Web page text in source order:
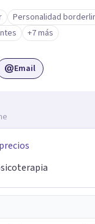
enfoque integrativo
somática y de
Based Therapy
Analítica
trabajo simbólico
cada proceso
Personalidad
+7 más
Email